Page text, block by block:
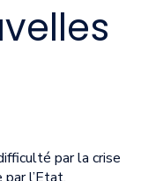
par la crise